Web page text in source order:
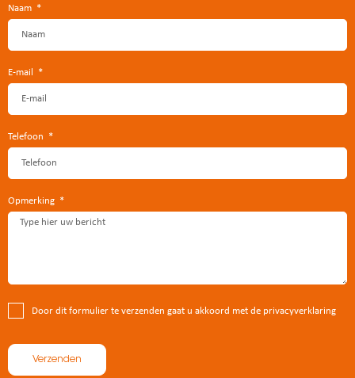
Naam
E-mail
Telefoon
Opmerking
Door dit formulier te verzenden gaat u akkoord met de privacyverklaring
Verzenden